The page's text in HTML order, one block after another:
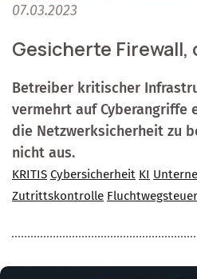
07.03.2023
Gesicherte Firewall,
Betreiber kritischer
vermehrt auf Cyberangriffe
die Netzwerksicherheit zu
nicht aus.
KRITIS Cybersicherheit KI
Zutrittskontrolle